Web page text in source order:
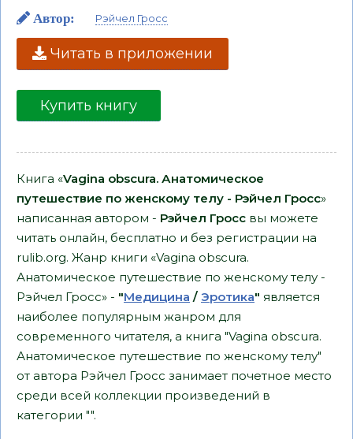
Автор: Рэйчел Гросс
Читать в приложении
Купить книгу
Книга «Vagina obscura. Анатомическое
путешествие по женскому телу - Рэйчел Гросс»
написанная автором - Рэйчел Гросс вы можете
читать онлайн, бесплатно и без регистрации на
rulib.org. Жанр книги «Vagina obscura.
Анатомическое путешествие по женскому телу -
Рэйчел Гросс» - "Медицина / Эротика" является
наиболее популярным жанром для
современного читателя, а книга "Vagina obscura.
Анатомическое путешествие по женскому телу"
от автора Рэйчел Гросс занимает почетное место
среди всей коллекции произведений в
категории "".